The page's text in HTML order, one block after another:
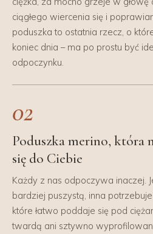
ciągłego wiercenia się i
poduszka to ostatnia rzecz, o
koniec dnia – ma po prostu być
odpoczynku.
02
Poduszka merino, która
się do Ciebie
Każdy z nas odpoczywa inaczej.
bardziej puszystą, inna
które łatwo poddaje się pod
twardą ani sztywno